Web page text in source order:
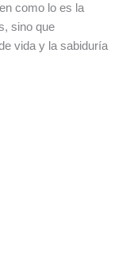
como lo es la
sino que
vida y la sabiduría